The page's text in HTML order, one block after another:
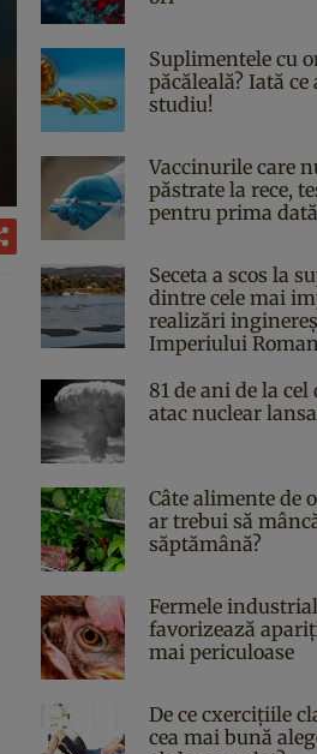
Suplimentele cu
păcăleală? Iată
studiu!
Vaccinurile care
păstrate la rece,
pentru prima dată
Seceta a scos la
dintre cele mai
realizări
Imperiului Roman
81 de ani de la
atac nuclear
Câte alimente de
ar trebui să
săptămână?
Fermele
favorizează
mai periculoase
De ce cxercițiile
cea mai bună